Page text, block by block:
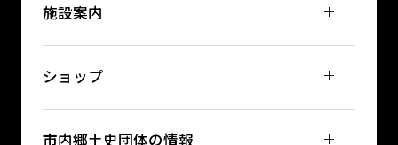
施設案内
ショップ
市内郷土史団体の情報